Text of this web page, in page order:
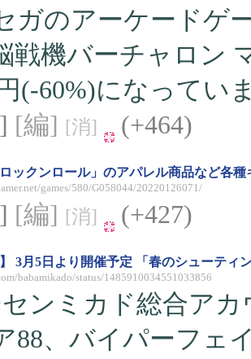
ガのアーケードゲ
戦機バーチャロン
(-60%)になってい
[編] [消] (+464)
ロックンロール」のアパレル商品など各
games/580/G058044/20220126071/
[編] [消] (+427)
】 3月5日より開催予定 「春のシューティ
babamikado/status/1485910034551033856
ンミカド総合アカ
88、バイパーフェ